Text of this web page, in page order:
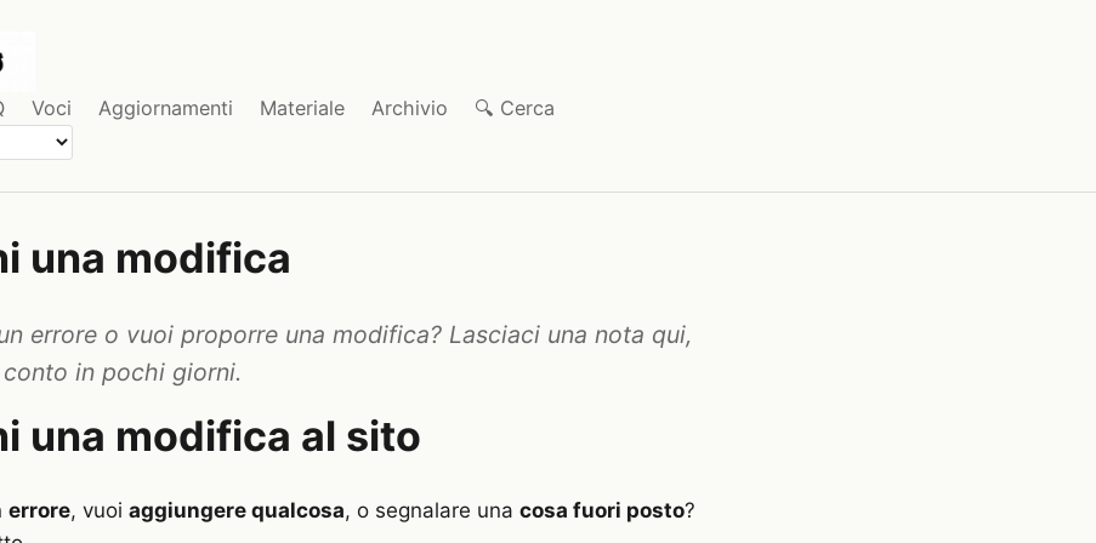
Voci Aggiornamenti Materiale Archivio
🔍 Cerca
una modifica
errore o vuoi proporre una modifica? Lasciaci una nota qui,
in pochi giorni.
una modifica al sito
errore, vuoi aggiungere qualcosa, o segnalare una cosa fuori posto?